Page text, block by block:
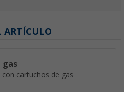
(21)
ARTÍCULO
gas
cartuchos de gas